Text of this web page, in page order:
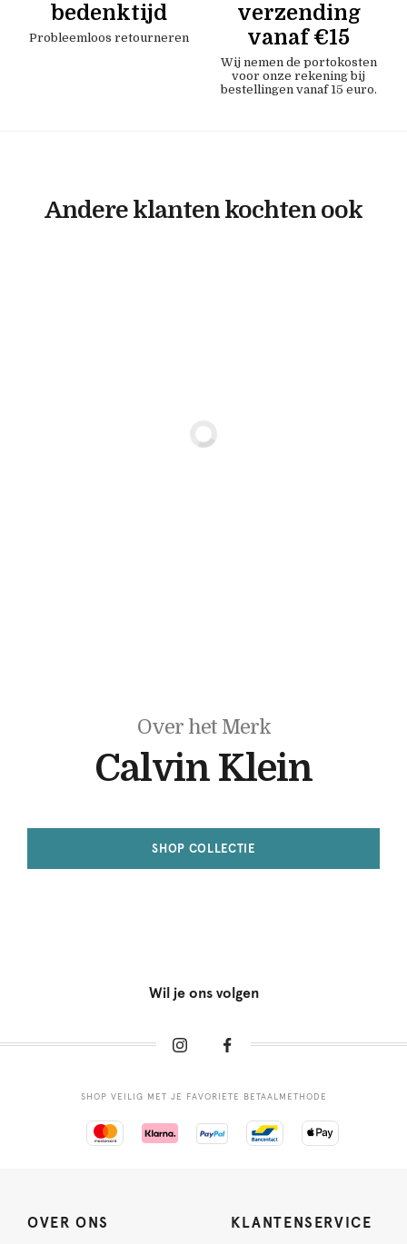
bedenktijd
Probleemloos retourneren
verzending
vanaf €15
Wij nemen de portokosten
voor onze rekening bij
bestellingen vanaf 15 euro.
Andere klanten kochten ook
Over het Merk
Calvin Klein
SHOP COLLECTIE
Wil je ons volgen
SHOP VEILIG MET JE FAVORIETE BETAALMETHODE
OVER ONS KLANTENSERVICE